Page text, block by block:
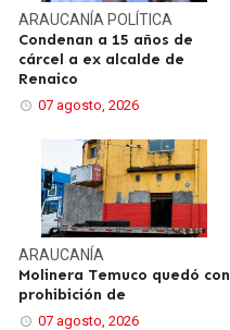
ARAUCANÍA POLÍTICA
Condenan a 15 años de
cárcel a ex alcalde de
Renaico
07 agosto, 2026
ARAUCANÍA
Molinera Temuco quedó con
prohibición de
07 agosto, 2026